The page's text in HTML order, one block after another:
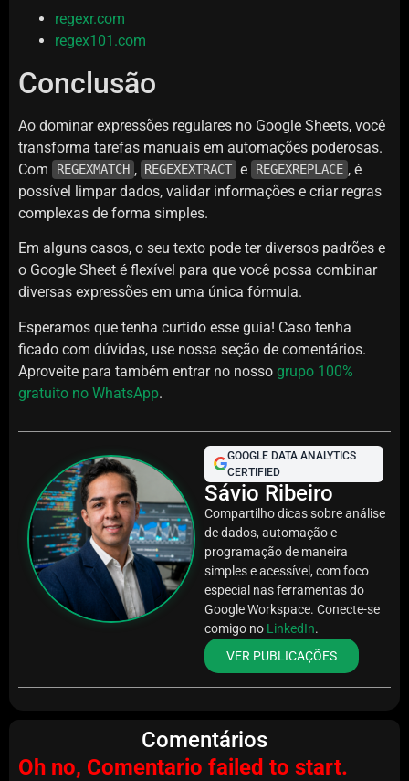
regexr.com
regex101.com
Conclusão
Ao dominar expressões regulares no Google Sheets, você
transforma tarefas manuais em automações poderosas.
Com
REGEXMATCH , REGEXEXTRACT e REGEXREPLACE , é
possível limpar dados, validar informações e criar regras
complexas de forma simples.
Em alguns casos, o seu texto pode ter diversos padrões e
o Google Sheet é flexível para que você possa combinar
diversas expressões em uma única fórmula.
Esperamos que tenha curtido esse guia! Caso tenha
ficado com dúvidas, use nossa seção de comentários.
Aproveite para também entrar no nosso grupo 100%
gratuito no WhatsApp.
GOOGLE DATA ANALYTICS
CERTIFIED
Sávio Ribeiro
Compartilho dicas sobre análise
de dados, automação e
programação de maneira
simples e acessível, com foco
especial nas ferramentas do
Google Workspace. Conecte-se
comigo no LinkedIn.
VER PUBLICAÇÕES
Comentários
Oh no, Comentario failed to start.